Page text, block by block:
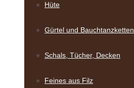
Hüte
Gürtel und Bauch­tanzketten
Schals, Tücher, Decken
Feines aus Filz